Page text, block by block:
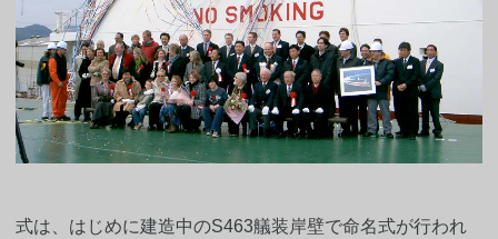
式は、はじめに建造中のS463艤装岸壁で命名式が行われ